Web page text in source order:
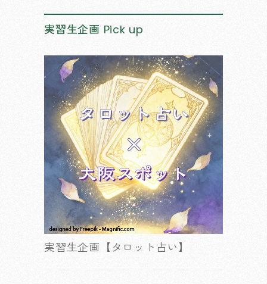
実習生企画 Pick up
実習生企画【タロット占い】